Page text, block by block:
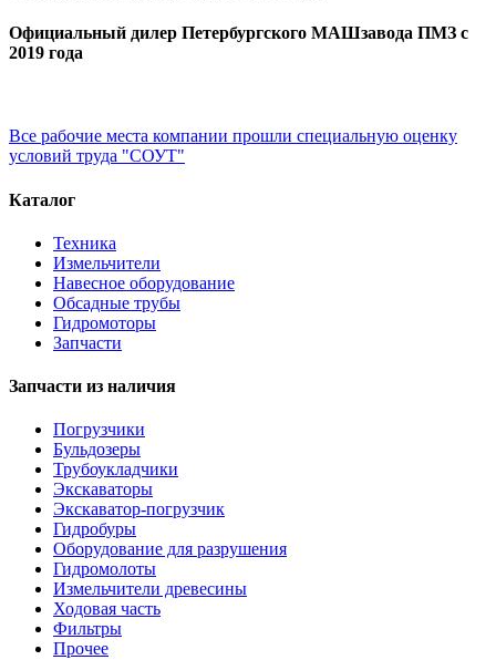
Официальный дилер Петербургского МАШзавода ПМЗ с
2019 года
Все рабочие места компании прошли специальную оценку
условий труда "СОУТ"
Каталог
Техника
Измельчители
Навесное оборудование
Обсадные трубы
Гидромоторы
Запчасти
Запчасти из наличия
Погрузчики
Бульдозеры
Трубоукладчики
Экскаваторы
Экскаватор-погрузчик
Гидробуры
Оборудование для разрушения
Гидромолоты
Измельчители древесины
Ходовая часть
Фильтры
Прочее